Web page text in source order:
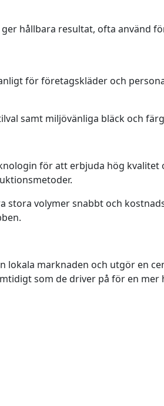
hållbara resultat, ofta använd
för företagskläder och
samt miljövänliga bläck och
för att erbjuda hög kvalitet
volymer snabbt och
lokala marknaden och utgör en
som de driver på för en